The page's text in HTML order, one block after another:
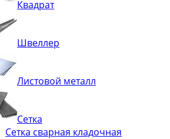
Квадрат
Швеллер
Листовой металл
Сетка
Сетка сварная кладочная